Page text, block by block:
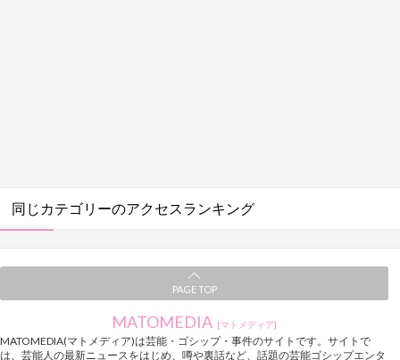
同じカテゴリーのアクセスランキング
PAGE TOP
MATOMEDIA [マトメディア]
MATOMEDIA(マトメディア)は芸能・ゴシップ・事件のサイトです。サイトで
は、芸能人の最新ニュースをはじめ、噂や裏話など、話題の芸能ゴシップエンタ